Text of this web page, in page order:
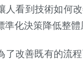
人看到技術如何
化決策降低整體
了改善既有的流